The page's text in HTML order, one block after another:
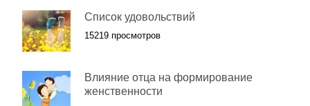
Список удовольствий
15219 просмотров
Влияние отца на формирование
женственности